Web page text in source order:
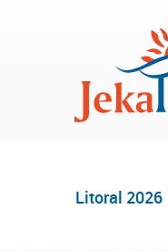
Litoral 2026